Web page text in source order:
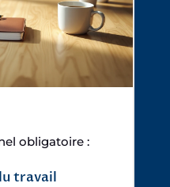
obligatoire :
travail